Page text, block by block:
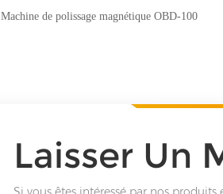
Machine de polissage magnétique OBD-100
Laisser Un